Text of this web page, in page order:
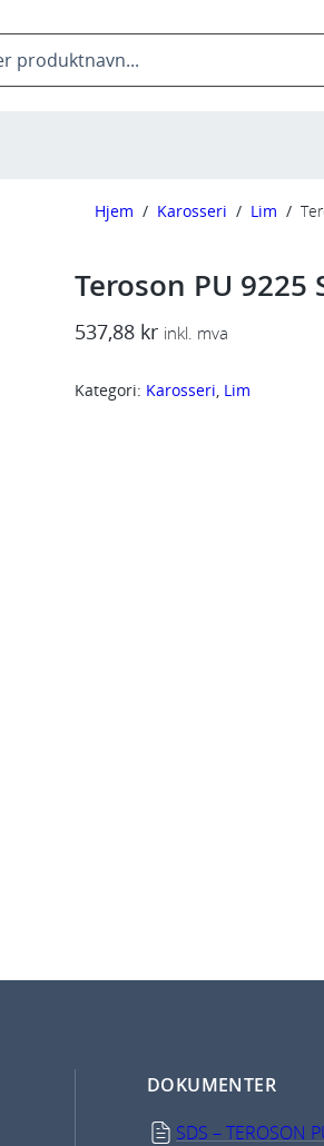
Hjem / Karosseri / Lim /
Teroson PU 9225
537,88 kr inkl. mva
Kategori: Karosseri, Lim
DOKUMENTER
SDS – TEROSON